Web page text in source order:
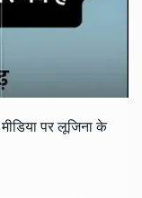
पर लूजिना के